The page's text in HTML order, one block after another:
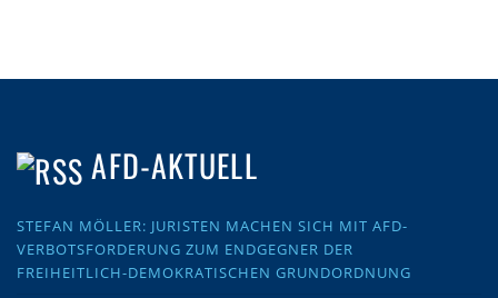
AFD-AKTUELL
STEFAN MÖLLER: JURISTEN MACHEN SICH MIT AFD-
VERBOTSFORDERUNG ZUM ENDGEGNER DER
FREIHEITLICH-DEMOKRATISCHEN GRUNDORDNUNG